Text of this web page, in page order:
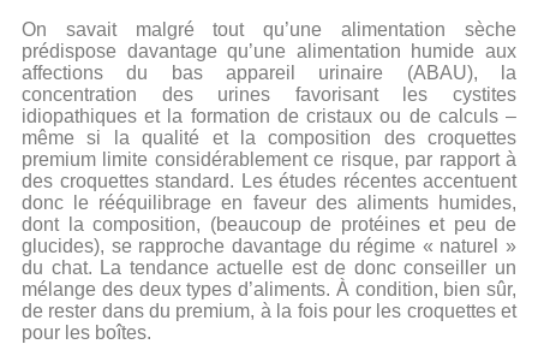
On savait malgré tout qu’une alimentation sèche
prédispose davantage qu’une alimentation humide aux
affections du bas appareil urinaire (ABAU), la
concentration des urines favorisant les cystites
idiopathiques et la formation de cristaux ou de calculs –
même si la qualité et la composition des croquettes
premium limite considérablement ce risque, par rapport à
des croquettes standard. Les études récentes accentuent
donc le rééquilibrage en faveur des aliments humides,
dont la composition, (beaucoup de protéines et peu de
glucides), se rapproche davantage du régime « naturel »
du chat. La tendance actuelle est de donc conseiller un
mélange des deux types d’aliments. À condition, bien sûr,
de rester dans du premium, à la fois pour les croquettes et
pour les boîtes.